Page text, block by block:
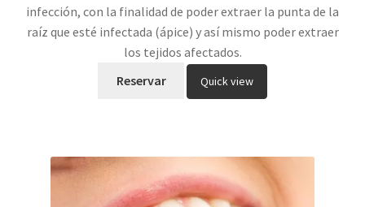
infección, con la finalidad de poder extraer la punta de la
raíz que esté infectada (ápice) y así mismo poder extraer
los tejidos afectados.
Reservar
Quick view